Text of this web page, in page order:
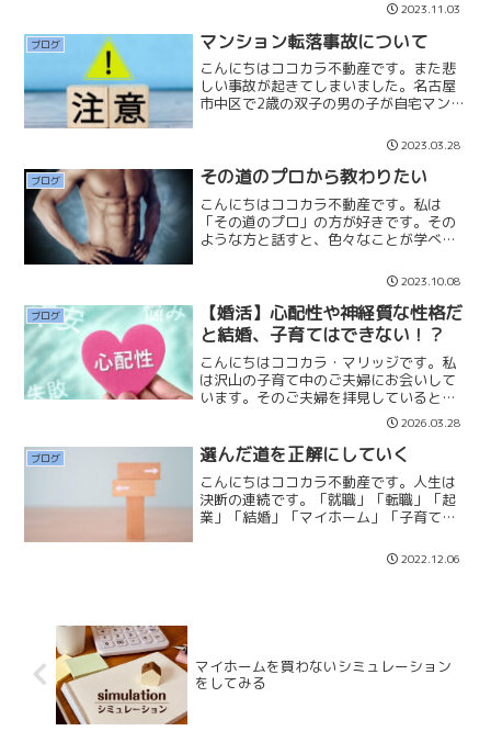
②14:00〜 (限定4組)場 所：ビ
クトリアアネーロ大宮予約制：LINE公
式、X(旧t...
2023.11.03
ブログ マンション転落事故について
こんにちはココカラ不動産です。また悲
しい事故が起きてしまいました。名古屋
市中区で2歳の双子の男の子が自宅マンシ
親は自宅にいて、目を離したすきに起き
てしまった事故だそうです。「マンショ
ンから子ども2人転落か...
2023.03.28
ブログ その道のプロから教わりたい
こんにちはココカラ不動産です。私は
「その道のプロ」の方が好きです。その
ような方と話すと、色々なことが学べ、
らです。出来ることなら沢山の「本物の
人」と出会い、刺激を受けて生きて行き
たいと思っています。それは...
2023.10.08
ブログ
【婚活】心配性や神経質な性格だ
と結婚、子育てはできない！？
こんにちはココカラ・マリッジです。私
は沢山の子育て中のご夫婦にお会いして
います。そのご夫婦を拝見していると心
配性の方や神経質な方は誰一人いませ
ん。子供が床に転がって泣き叫ぼうが、
土足の地面にうつ伏せになって床を舐め
ているような状態だろうが、...
2026.03.28
ブログ 選んだ道を正解にしていく
こんにちはココカラ不動産です。人生は
決断の連続です。「就職」「転職」「起
業」「結婚」「マイホーム」「子育て」
められます。そして、皆さんが正解を求
め悩まれます。しかし、どんなに正解を
2022.12.06
マイホームを買わないシミュレーション
をしてみる